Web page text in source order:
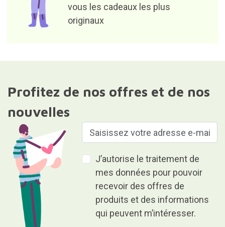
vous les cadeaux les plus
originaux
Profitez de nos offres et de nos
nouvelles
J’autorise le traitement de
mes données pour pouvoir
recevoir des offres de
produits et des informations
qui peuvent m’intéresser.